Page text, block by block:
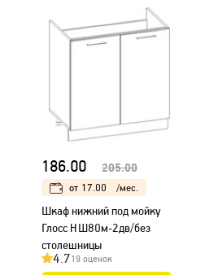
186.00 205.00
от 17.00 /мес.
Шкаф нижний под мойку
Глосс НШ80м-2дв/без
столешницы
4.719 оценок